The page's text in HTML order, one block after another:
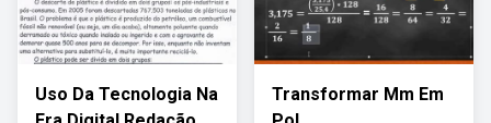
Uso Da Tecnologia Na
Transformar Mm Em